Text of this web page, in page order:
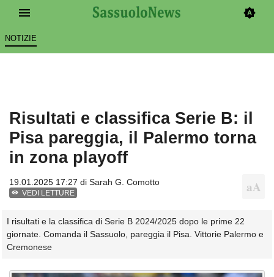
NOTIZIE
Risultati e classifica Serie B: il
Pisa pareggia, il Palermo torna
in zona playoff
19.01.2025 17:27 di Sarah G. Comotto
VEDI LETTURE
I risultati e la classifica di Serie B 2024/2025 dopo le prime 22
giornate. Comanda il Sassuolo, pareggia il Pisa. Vittorie Palermo e
Cremonese